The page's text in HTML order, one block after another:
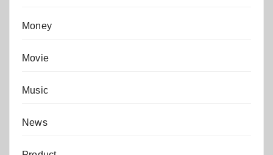
Money
Movie
Music
News